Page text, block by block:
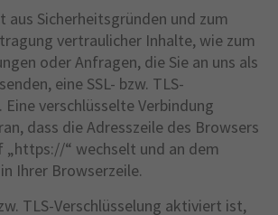
aus Sicherheitsgründen und zum
vertraulicher Inhalte, wie zum
oder Anfragen, die Sie an uns als
eine SSL- bzw. TLS-
Eine verschlüsselte Verbindung
dass die Adresszeile des Browsers
“ wechselt und an dem
Ihrer Browserzeile.
TLS-Verschlüsselung aktiviert ist,